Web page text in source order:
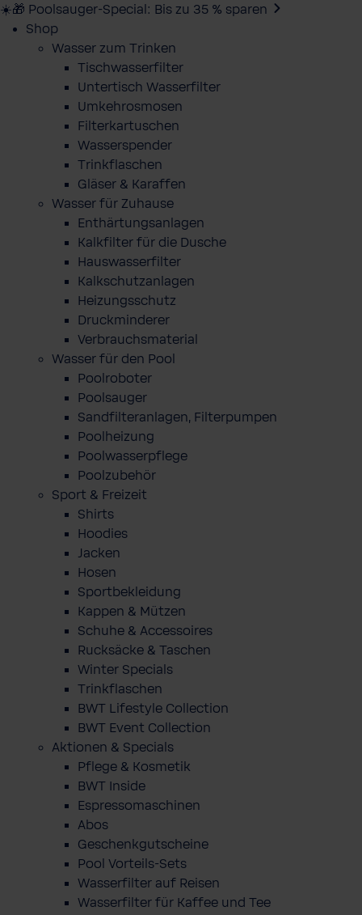
☀️🎁 Poolsauger-Special: Bis zu 35 % sparen
Shop
Wasser zum Trinken
Tischwasserfilter
Untertisch Wasserfilter
Umkehrosmosen
Filterkartuschen
Wasserspender
Trinkflaschen
Gläser & Karaffen
Wasser für Zuhause
Enthärtungsanlagen
Kalkfilter für die Dusche
Hauswasserfilter
Kalkschutzanlagen
Heizungsschutz
Druckminderer
Verbrauchsmaterial
Wasser für den Pool
Poolroboter
Poolsauger
Sandfilteranlagen, Filterpumpen
Poolheizung
Poolwasserpflege
Poolzubehör
Sport & Freizeit
Shirts
Hoodies
Jacken
Hosen
Sportbekleidung
Kappen & Mützen
Schuhe & Accessoires
Rucksäcke & Taschen
Winter Specials
Trinkflaschen
BWT Lifestyle Collection
BWT Event Collection
Aktionen & Specials
Pflege & Kosmetik
BWT Inside
Espressomaschinen
Abos
Geschenkgutscheine
Pool Vorteils-Sets
Wasserfilter auf Reisen
Wasserfilter für Kaffee und Tee